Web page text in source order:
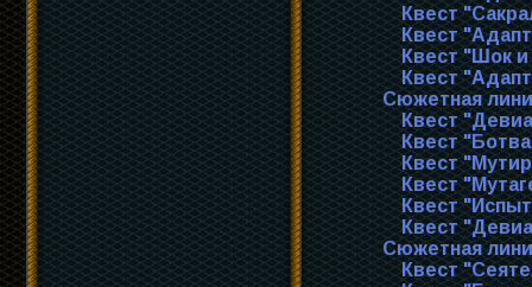
Квест
Квест
Квест "Шок
Квест
Сюжетная
Квест
Квест
Квест
Квест
Квест
Квест
Сюжетная
Квест